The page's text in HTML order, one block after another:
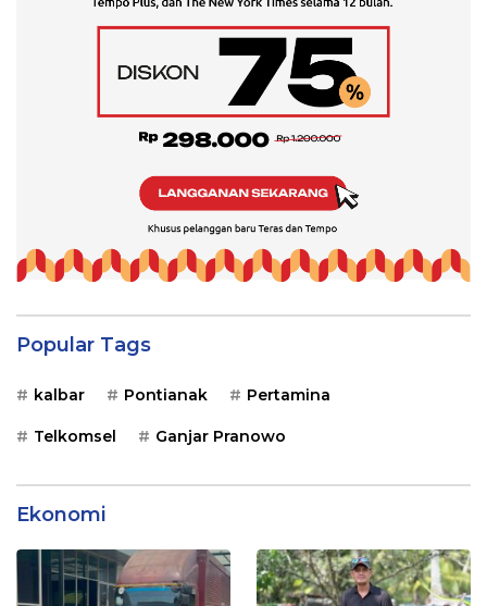
Popular Tags
kalbar Pontianak Pertamina
Telkomsel Ganjar Pranowo
Ekonomi